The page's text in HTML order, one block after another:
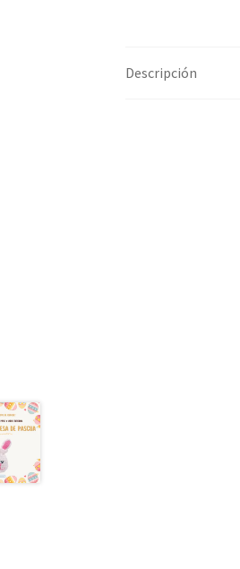
Descripción